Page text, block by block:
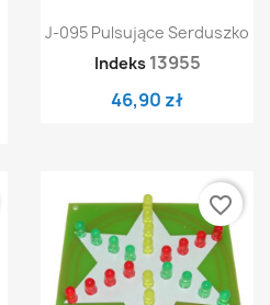
J-095 Pulsujące Serduszko
Indeks 13955
46,90 zł
favorite_border